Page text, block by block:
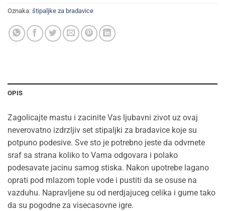
Oznaka: štipaljke za bradavice
OPIS
Zagolicajte mastu i zacinite Vas ljubavni zivot uz ovaj
neverovatno izdrzljiv set stipaljki za bradavice koje su
potpuno podesive. Sve sto je potrebno jeste da odvrnete
sraf sa strana koliko to Vama odgovara i polako
podesavate jacinu samog stiska. Nakon upotrebe lagano
oprati pod mlazom tople vode i pustiti da se osuse na
vazduhu. Napravljene su od nerdjajuceg celika i gume tako
da su pogodne za visecasovne igre.